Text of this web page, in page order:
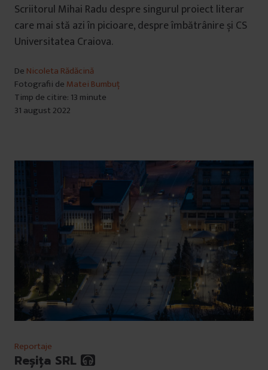
Scriitorul Mihai Radu despre singurul proiect literar
care mai stă azi în picioare, despre îmbătrânire și CS
Universitatea Craiova.
De Nicoleta Rădăcină
Fotografii de Matei Bumbuț
Timp de citire: 13 minute
31 august 2022
Reportaje
Reșița SRL